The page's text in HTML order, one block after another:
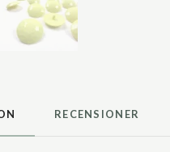
RECENSIONER